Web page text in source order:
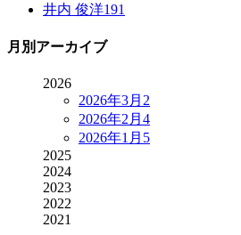
井内 俊洋191
月別アーカイブ
2026
2026年3月 2
2026年2月 4
2026年1月 5
2025
2024
2023
2022
2021